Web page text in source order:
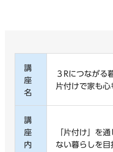
講
座
名
３Rにつながる
片付けで家も
講
座
内
「片付け」を
ない暮らしを目